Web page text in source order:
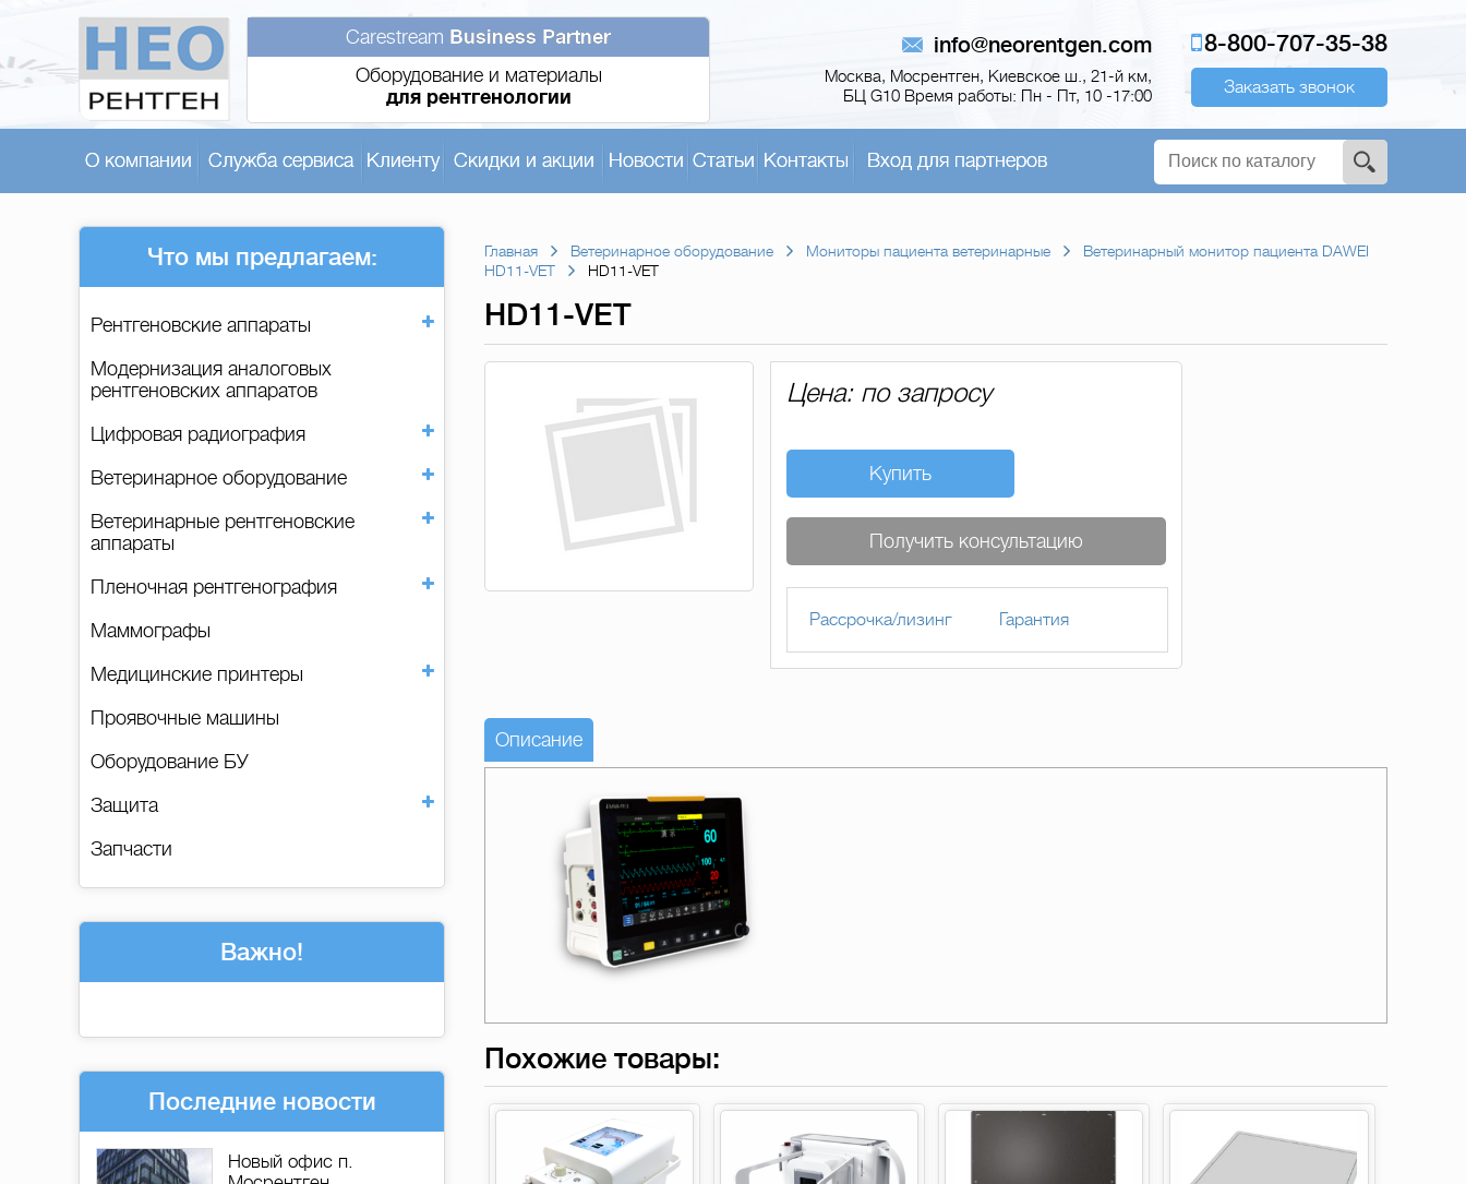
Carestream Business Partner
Оборудование и материалы
для рентгенологии
info@neorentgen.com
Москва, Мосрентген, Киевское ш., 21-й км,
БЦ G10 Время работы: Пн - Пт, 10 -17:00
8-800-707-35-38
Заказать звонок
О компании Служба сервиса Клиенту Скидки и акции Новости Статьи Контакты Вход для партнеров
Что мы предлагаем:
Рентгеновские аппараты
Модернизация аналоговых
рентгеновских аппаратов
Цифровая радиография
Ветеринарное оборудование
Ветеринарные рентгеновские
аппараты
Пленочная рентгенография
Маммографы
Медицинские принтеры
Проявочные машины
Оборудование БУ
Защита
Запчасти
Важно!
Последние новости
Новый офис п.
Главная Ветеринарное оборудование Мониторы пациента ветеринарные
Ветеринарный монитор пациента DAWEI
HD11-VET
HD11-VET
HD11-VET
Цена: по запросу
Купить
Получить консультацию
Рассрочка/лизинг Гарантия
Описание
Похожие товары: